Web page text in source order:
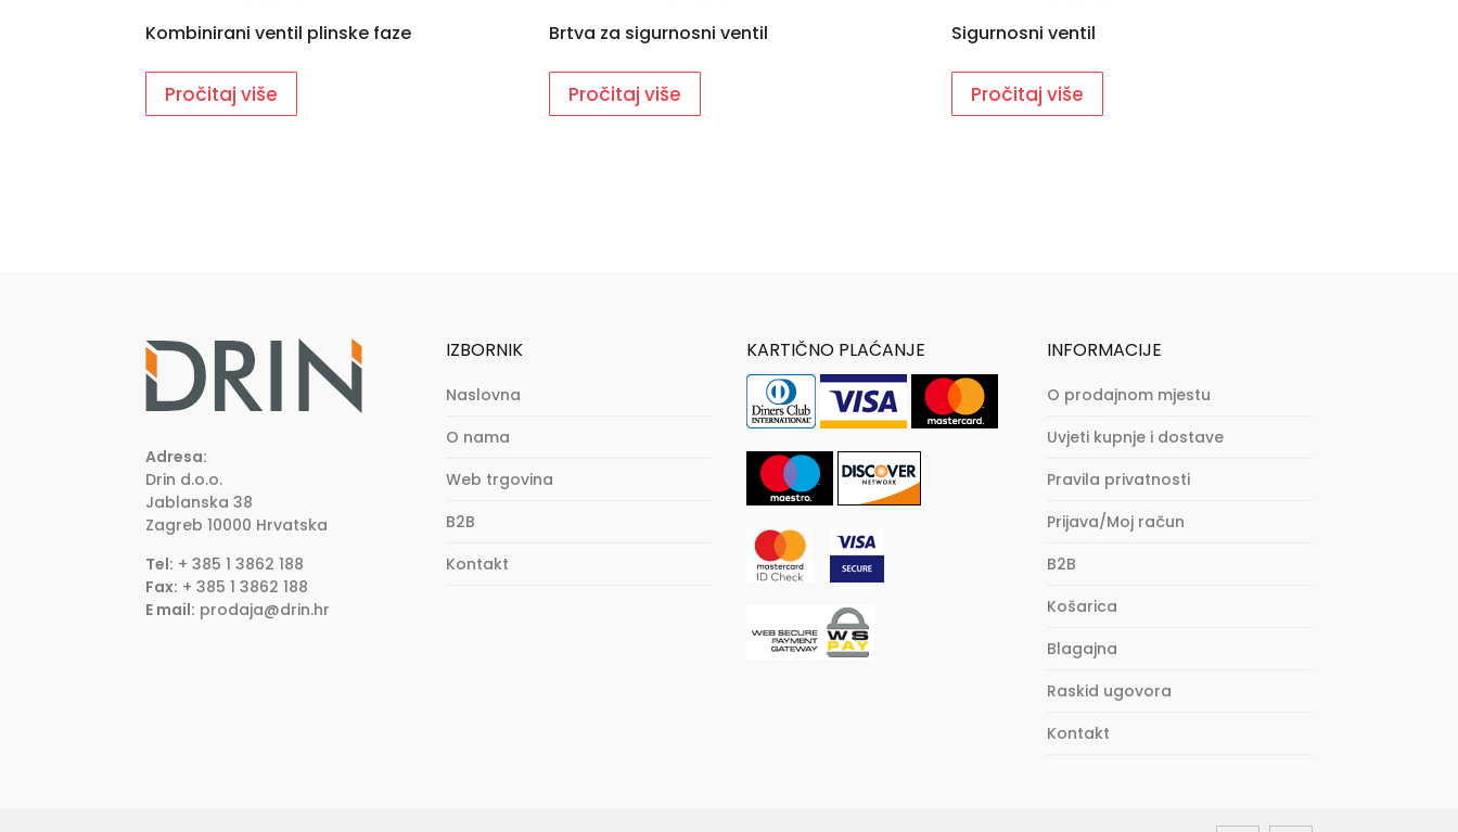
Kombinirani ventil plinske faze
Pročitaj više
Brtva za sigurnosni ventil
Pročitaj više
Sigurnosni ventil
Pročitaj više
Adresa:
Drin d.o.o.
Jablanska 38
Zagreb10000 Hrvatska
Tel: + 385 1 3862 188
Fax: + 385 1 3862 188
E mail: prodaja@drin.hr
IZBORNIK
Naslovna
O nama
Web trgovina
B2B
Kontakt
KARTIČNO PLAĆANJE INFORMACIJE
O prodajnom mjestu
Uvjeti kupnje i dostave
Pravila privatnosti
Prijava/Moj račun
B2B
Košarica
Blagajna
Raskid ugovora
Kontakt